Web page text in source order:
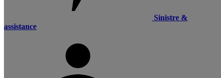
Sinistre &
assistance